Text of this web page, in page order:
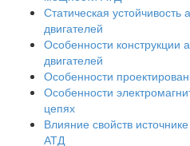
Статическая устойчивость
двигателей
Особенности конструкции
двигателей
Особенности
Особенности
цепях
Влияние свойств
АТД